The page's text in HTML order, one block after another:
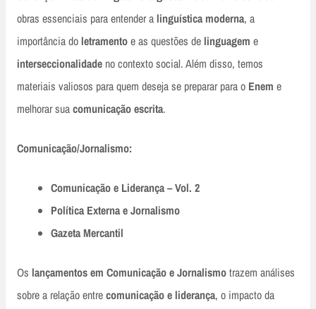
obras essenciais para entender a linguística moderna, a
importância do letramentoe as questões de linguagem e
interseccionalidade no contexto social. Além disso, temos
materiais valiosos para quem deseja se preparar para o Enem e
melhorar suacomunicação escrita.
Comunicação/Jornalismo:
Comunicação e Liderança – Vol. 2
Política Externa e Jornalismo
Gazeta Mercantil
Os lançamentos em Comunicação e Jornalismotrazem análises
sobre a relação entrecomunicação e liderança, o impacto da